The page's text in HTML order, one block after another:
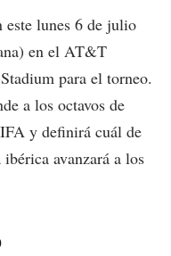
este lunes 6 de julio
en el AT&T
para el torneo.
a los octavos de
y definirá cuál de
avanzará a los